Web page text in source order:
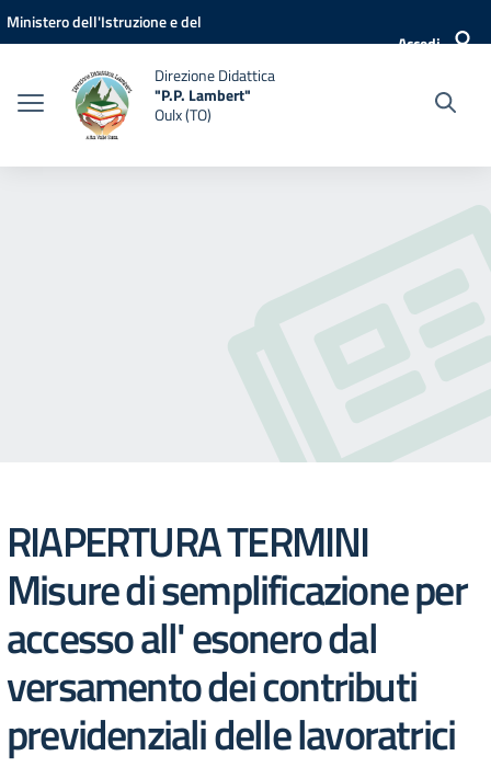
Vai ai contenuti
Vai al menu di navigazione
Vai al footer
Ministero dell'Istruzione e del
Accedi
Direzione Didattica
"P.P. Lambert"
Oulx (TO)
RIAPERTURA TERMINI
Misure di semplificazione per
accesso all' esonero dal
versamento dei contributi
previdenziali delle lavoratrici